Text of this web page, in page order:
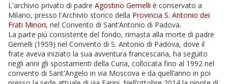
L'archivio privato di padre Agostino Gemelli è conservato a
Milano, presso l'Archivio storico della Provincia S. Antonio dei
Frati Minori, nel Convento di Sant’Antonio di Padova.
La parte più consistente del fondo, rimasta alla morte di padre
Gemelli (1959) nel Convento di S. Antonio di Padova, dove il
frate aveva iniziato la sua avventura francescana, ha seguito
negli anni gli spostamenti della Curia, collocata fino al 1992 nel
convento di Sant'Angelo in via Moscova e da quell’anno in poi